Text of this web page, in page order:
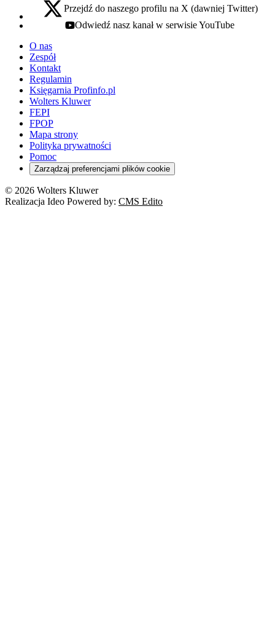
x - otwiera się w nowej karcie
Przejdź do naszego profilu na X (dawniej Twitter)
youtube - otwiera się w nowej karcie
Odwiedź nasz kanał w serwisie YouTube
O nas
Zespół
Kontakt
Regulamin
Księgarnia Profinfo.pl
Wolters Kluwer
FEPI
FPOP
Mapa strony
Polityka prywatności
Pomoc
Zarządzaj preferencjami plików cookie
© 2026 Wolters Kluwer
Realizacja Ideo Powered by: CMS Edito